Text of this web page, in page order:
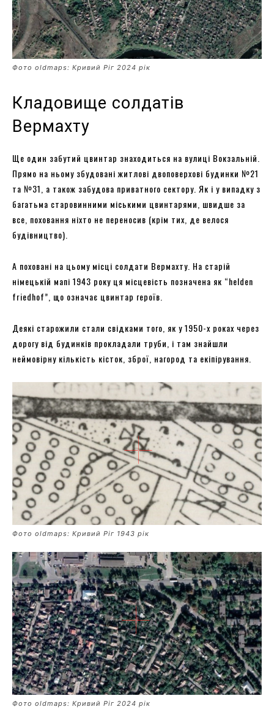
Фото oldmaps: Кривий Ріг 2024 рік
Кладовище солдатів
Вермахту
Ще один забутий цвинтар знаходиться на вулиці Вокзальній.
Прямо на ньому збудовані житлові двоповерхові будинки №21
та №31, а також забудова приватного сектору. Як і у випадку з
багатьма старовинними міськими цвинтарями, швидше за
все, поховання ніхто не переносив (крім тих, де велося
будівництво).
А поховані на цьому місці солдати Вермахту. На старій
німецькій мапі 1943 року ця місцевість позначена як “helden
friedhof”, що означає цвинтар героїв.
Деякі старожили стали свідками того, як у 1950-х роках через
дорогу від будинків прокладали труби, і там знайшли
неймовірну кількість кісток, зброї, нагород та екіпірування.
Фото oldmaps: Кривий Ріг 1943 рік
Фото oldmaps: Кривий Ріг 2024 рік